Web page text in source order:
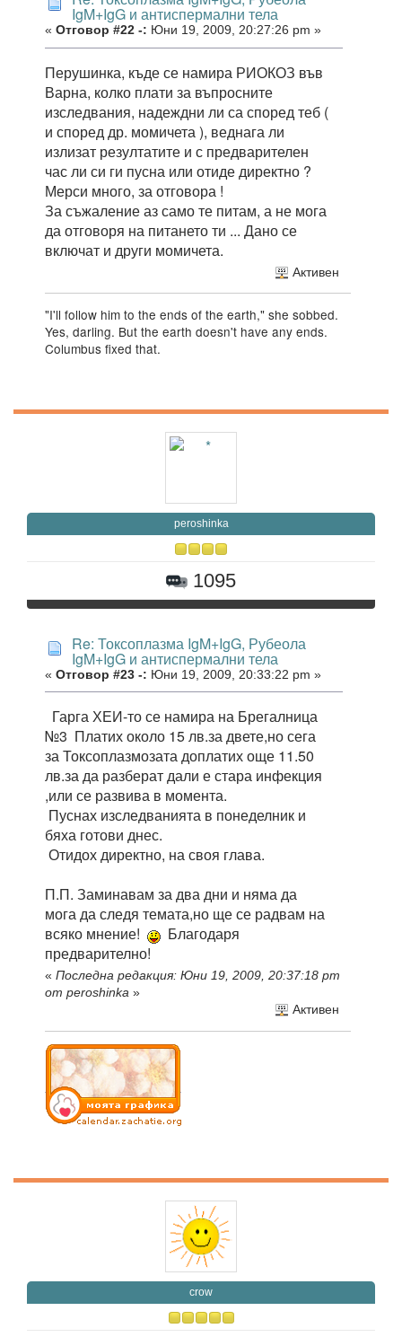
IgM+IgG и антиспермални тела
« Отговор #22 -: Юни 19, 2009, 20:27:26 pm »
Перушинка, къде се намира РИОКОЗ във
Варна, колко плати за въпросните
изследвания, надеждни ли са според теб (
и според др. момичета ), веднага ли
излизат резултатите и с предварителен
час ли си ги пусна или отиде директно ?
Мерси много, за отговора !
За съжаление аз само те питам, а не мога
да отговоря на питането ти ... Дано се
включат и други момичета.
Активен
"I'll follow him to the ends of the earth," she sobbed.
Yes, darling. But the earth doesn't have any ends.
Columbus fixed that.
peroshinka
1095
Re: Токсоплазма IgM+IgG, Рубеола
IgM+IgG и антиспермални тела
« Отговор #23 -: Юни 19, 2009, 20:33:22 pm »
Гарга ХЕИ-то се намира на Брегалница
№3 Платих около 15 лв.за двете,но сега
за Токсоплазмозата доплатих още 11.50
лв.за да разберат дали е стара инфекция
,или се развива в момента.
Пуснах изследванията в понеделник и
бяха готови днес.
Отидох директно, на своя глава.
П.П. Заминавам за два дни и няма да
мога да следя темата,но ще се радвам на
всяко мнение!
Благодаря
предварително!
« Последна редакция: Юни 19, 2009, 20:37:18 pm
от peroshinka »
Активен
crow